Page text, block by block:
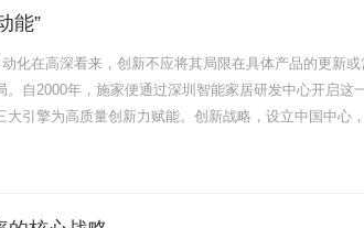
能”
化在高深看来，创新不应将其局限在具体产品的更新或
自2000年，施家便通过深圳智能家居研发中心开启这
引擎为高质量创新力赋能。创新战略，设立中国中心